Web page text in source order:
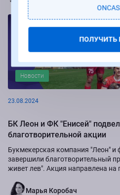
Новости
23.08.2024
БК Леон и ФК "Енисей"
благотворительной акции
Букмекерская компания "Леон" и
завершили благотворительный
живет лев". Акция направлена на
Марья Коробач
ПОЛУЧИТЬ